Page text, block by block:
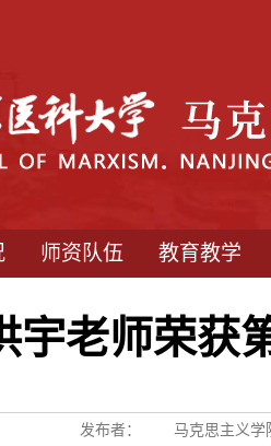
师资队伍 教育教学
宇老师荣获
发布者： 马克思主义学